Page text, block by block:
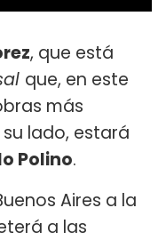
, que está
que, en este
más
lado, estará
Polino.
Aires a la
a las